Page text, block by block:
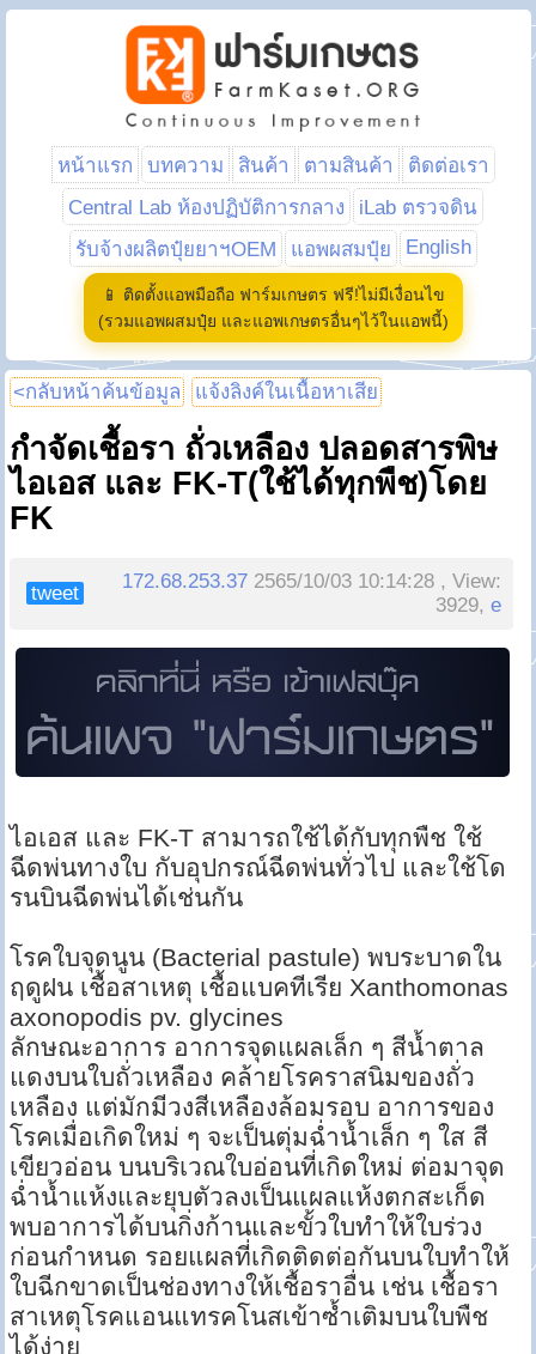
หน้าแรก บทความ สินค้า ตามสินค้า
ติดต่อเรา
Central Lab ห้องปฏิบัติการกลาง
iLab ตรวจดิน
รับจ้างผลิตปุ๋ยยาฯOEM
แอพผสมปุ๋ย English
📱 ติดตั้งแอพมือถือ ฟาร์มเกษตร ฟรี!ไม่มีเงื่อนไข
(รวมแอพผสมปุ๋ย และแอพเกษตรอื่นๆไว้ในแอพนี้)
<กลับหน้าค้นข้อมูล แจ้งลิงค์ในเนื้อหาเสีย
กำจัดเชื้อรา ถั่วเหลือง ปลอดสารพิษ
ไอเอส และ FK-T(ใช้ได้ทุกพืช)โดย
FK
tweet
172.68.253.37 2565/10/03 10:14:28 , View:
3929,e
ไอเอส และ FK-T สามารถใช้ได้กับทุกพืช ใช้
ฉีดพ่นทางใบ กับอุปกรณ์ฉีดพ่นทั่วไป และใช้โด
รนบินฉีดพ่นได้เช่นกัน
โรคใบจุดนูน (Bacterial pastule) พบระบาดใน
ฤดูฝน เชื้อสาเหตุ เชื้อแบคทีเรีย Xanthomonas
axonopodis pv. glycines
ลักษณะอาการ อาการจุดแผลเล็ก ๆ สีน้ำตาล
แดงบนใบถั่วเหลือง คล้ายโรคราสนิมของถั่ว
เหลือง แต่มักมีวงสีเหลืองล้อมรอบ อาการของ
โรคเมื่อเกิดใหม่ ๆ จะเป็นตุ่มฉ่ำน้ำเล็ก ๆ ใส สี
เขียวอ่อน บนบริเวณใบอ่อนที่เกิดใหม่ ต่อมาจุด
ฉ่ำน้ำแห้งและยุบตัวลงเป็นแผลแห้งตกสะเก็ด
พบอาการได้บนกิ่งก้านและขั้วใบทำให้ใบร่วง
ก่อนกำหนด รอยแผลที่เกิดติดต่อกันบนใบทำให้
ใบฉีกขาดเป็นช่องทางให้เชื้อราอื่น เช่น เชื้อรา
สาเหตุโรคแอนแทรคโนสเข้าซ้ำเติมบนใบพืช
ได้ง่าย